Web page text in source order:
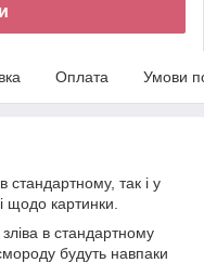
Оплата Умови
стандартному, так і у
щодо картинки.
в стандартному
будуть навпаки